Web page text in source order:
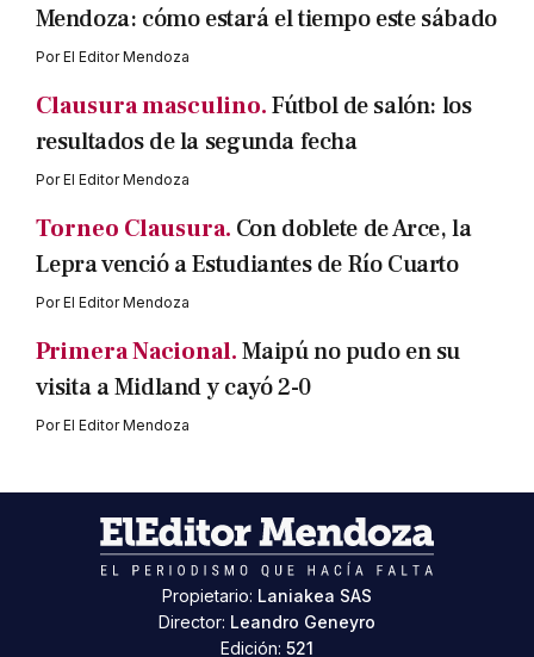
Mendoza: cómo estará el tiempo este sábado
PorEl Editor Mendoza
Clausura masculino.Fútbol de salón: los
resultados de la segunda fecha
PorEl Editor Mendoza
Torneo Clausura. Con doblete de Arce, la
Lepra venció a Estudiantes de Río Cuarto
PorEl Editor Mendoza
Primera Nacional.Maipú no pudo en su
visita a Midland y cayó 2-0
PorEl Editor Mendoza
Propietario: Laniakea SAS
Director: Leandro Geneyro
Edición: 521